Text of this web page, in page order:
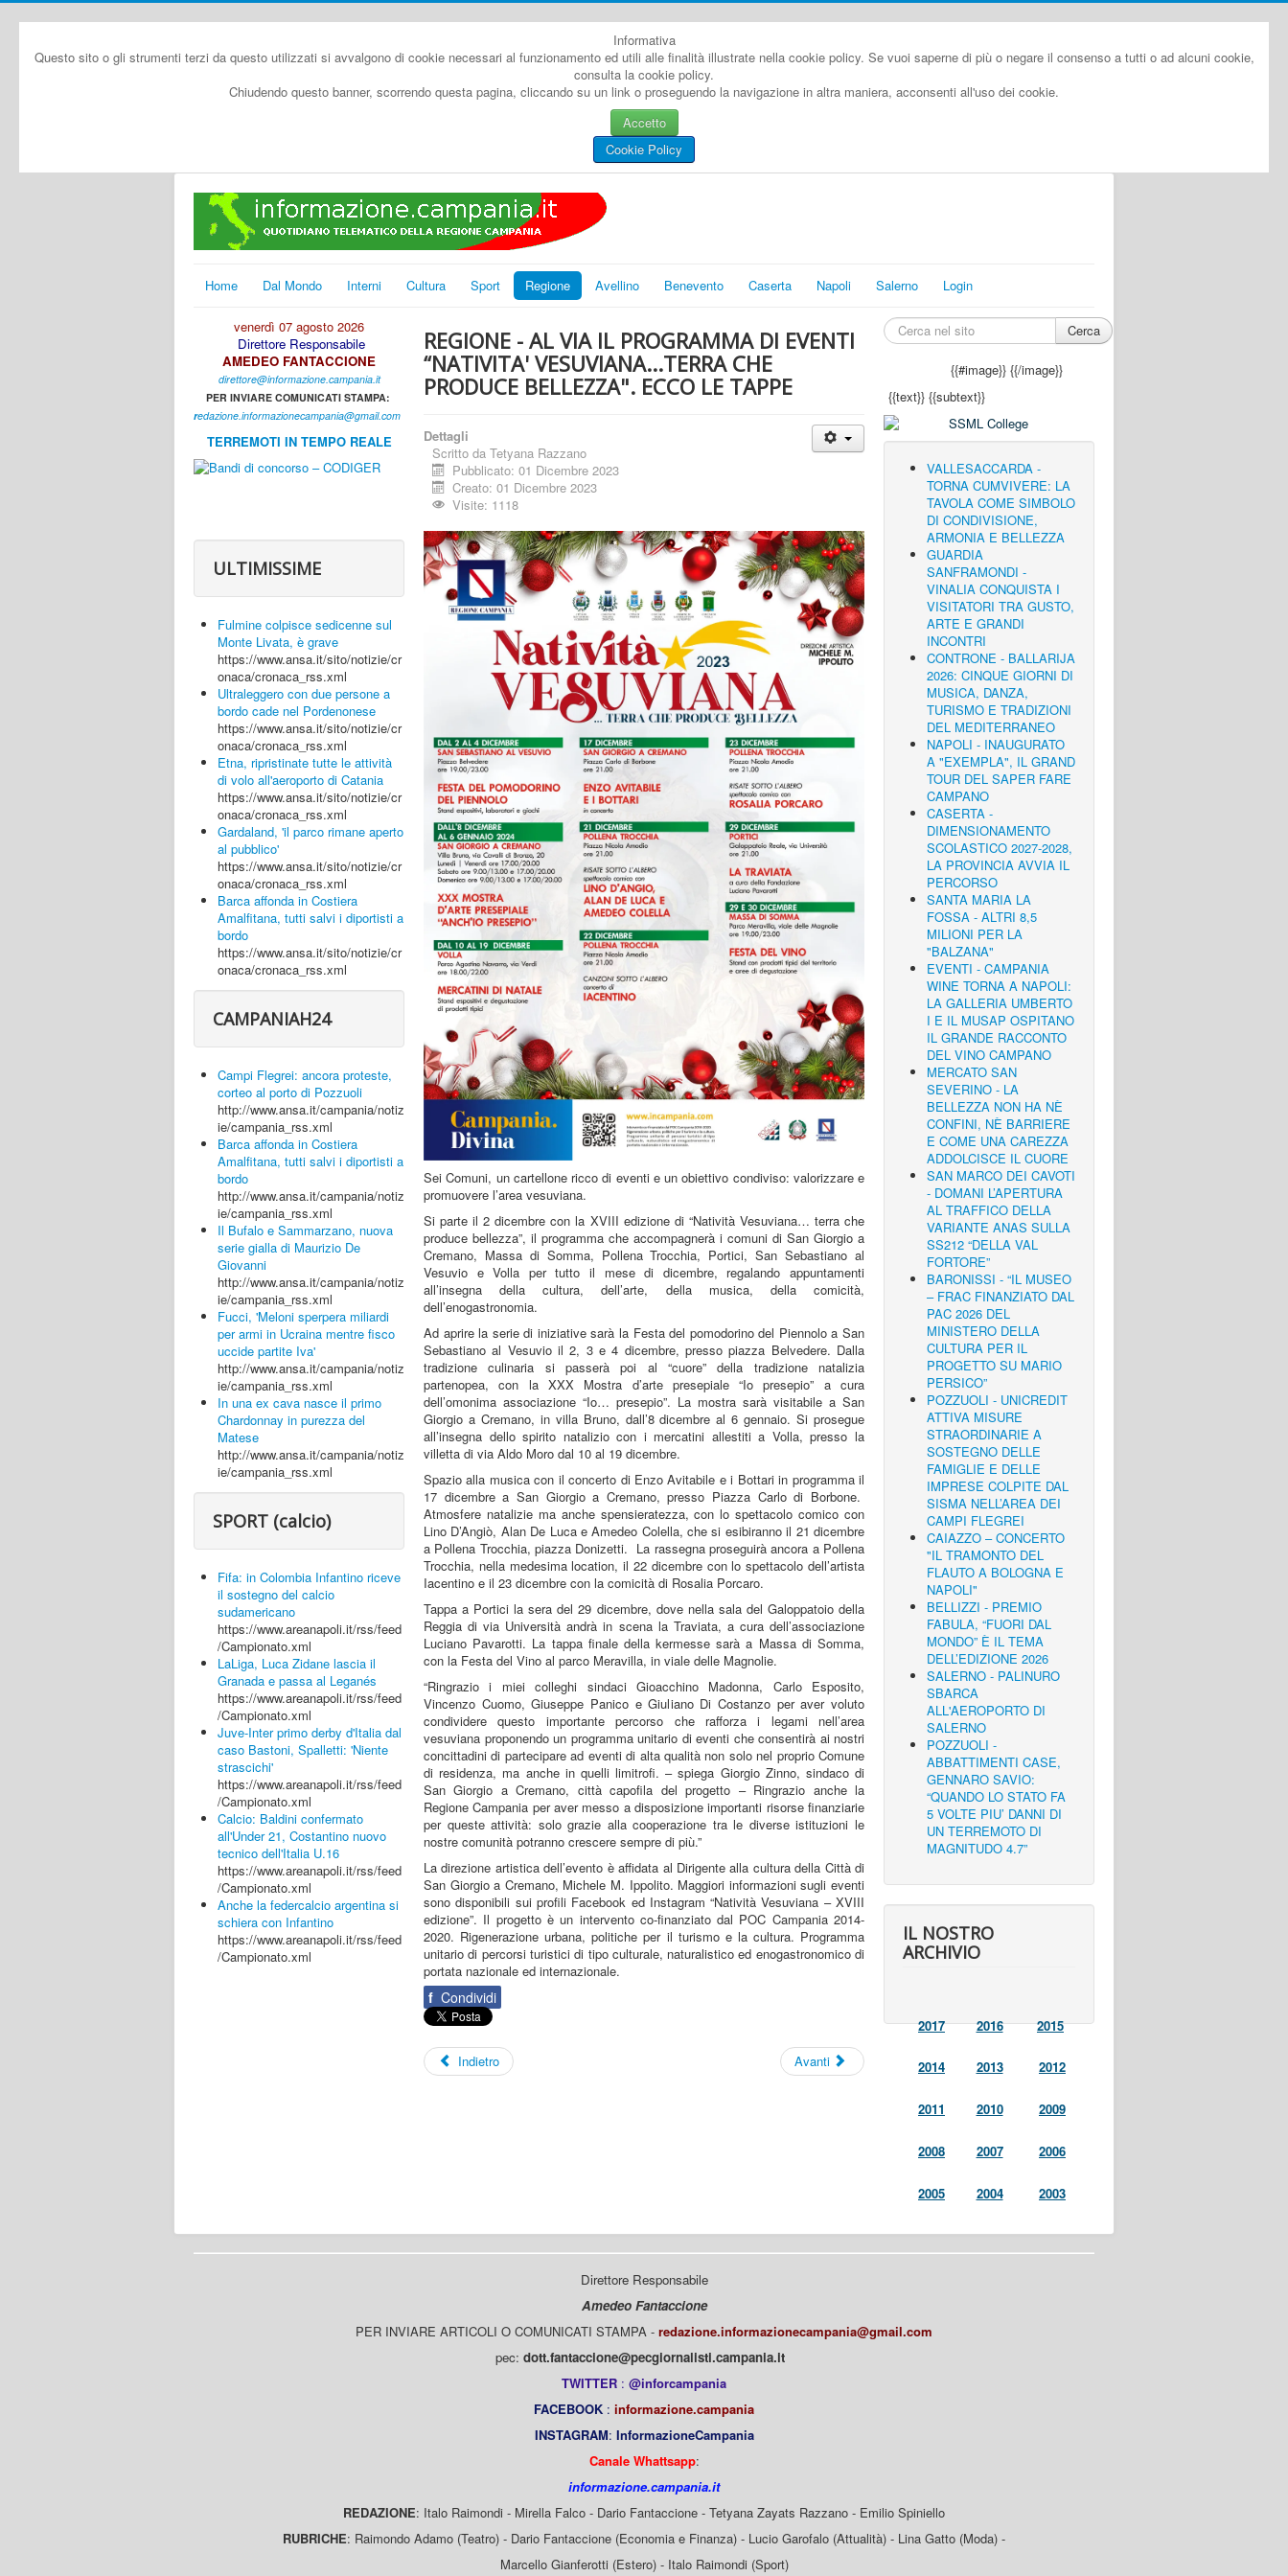
Informativa
Questo sito o gli strumenti terzi da questo utilizzati si avvalgono di cookie necessari al funzionamento ed utili alle finalità illustrate nella cookie policy. Se vuoi saperne di più o negare il consenso a tutti o ad alcuni cookie,
consulta la cookie policy.
Chiudendo questo banner, scorrendo questa pagina, cliccando su un link o proseguendo la navigazione in altra maniera, acconsenti all'uso dei cookie.
Accetto
Cookie Policy
Home Dal Mondo Interni Cultura Sport Regione Avellino Benevento Caserta Napoli Salerno Login
venerdì 07 agosto 2026
Direttore Responsabile
AMEDEO FANTACCIONE
direttore@informazione.campania.it
PER INVIARE COMUNICATI STAMPA:
redazione.informazionecampania@gmail.com
TERREMOTI IN TEMPO REALE
ULTIMISSIME
Fulmine colpisce sedicenne sul
Monte Livata, è grave
https://www.ansa.it/sito/notizie/cr
onaca/cronaca_rss.xml
Ultraleggero con due persone a
bordo cade nel Pordenonese
https://www.ansa.it/sito/notizie/cr
onaca/cronaca_rss.xml
Etna, ripristinate tutte le attività
di volo all'aeroporto di Catania
https://www.ansa.it/sito/notizie/cr
onaca/cronaca_rss.xml
Gardaland, 'il parco rimane aperto
al pubblico'
https://www.ansa.it/sito/notizie/cr
onaca/cronaca_rss.xml
Barca affonda in Costiera
Amalfitana, tutti salvi i diportisti a
bordo
https://www.ansa.it/sito/notizie/cr
onaca/cronaca_rss.xml
CAMPANIAH24
Campi Flegrei: ancora proteste,
corteo al porto di Pozzuoli
http://www.ansa.it/campania/notiz
ie/campania_rss.xml
Barca affonda in Costiera
Amalfitana, tutti salvi i diportisti a
bordo
http://www.ansa.it/campania/notiz
ie/campania_rss.xml
Il Bufalo e Sammarzano, nuova
serie gialla di Maurizio De
Giovanni
http://www.ansa.it/campania/notiz
ie/campania_rss.xml
Fucci, 'Meloni sperpera miliardi
per armi in Ucraina mentre fisco
uccide partite Iva'
http://www.ansa.it/campania/notiz
ie/campania_rss.xml
In una ex cava nasce il primo
Chardonnay in purezza del
Matese
http://www.ansa.it/campania/notiz
ie/campania_rss.xml
SPORT (calcio)
Fifa: in Colombia Infantino riceve
il sostegno del calcio
sudamericano
https://www.areanapoli.it/rss/feed
/Campionato.xml
LaLiga, Luca Zidane lascia il
Granada e passa al Leganés
https://www.areanapoli.it/rss/feed
/Campionato.xml
Juve-Inter primo derby d'Italia dal
caso Bastoni, Spalletti: 'Niente
strascichi'
https://www.areanapoli.it/rss/feed
/Campionato.xml
Calcio: Baldini confermato
all'Under 21, Costantino nuovo
tecnico dell'Italia U.16
https://www.areanapoli.it/rss/feed
/Campionato.xml
Anche la federcalcio argentina si
schiera con Infantino
https://www.areanapoli.it/rss/feed
/Campionato.xml
REGIONE - AL VIA IL PROGRAMMA DI EVENTI
“NATIVITA' VESUVIANA...TERRA CHE
PRODUCE BELLEZZA". ECCO LE TAPPE
Dettagli
Scritto da Tetyana Razzano
Pubblicato: 01 Dicembre 2023
Creato: 01 Dicembre 2023
Visite: 1118
Sei Comuni, un cartellone ricco di eventi e un obiettivo condiviso: valorizzare e
promuovere l’area vesuviana.
Si parte il 2 dicembre con la XVIII edizione di “Natività Vesuviana… terra che
produce bellezza”, il programma che accompagnerà i comuni di San Giorgio a
Cremano, Massa di Somma, Pollena Trocchia, Portici, San Sebastiano al
Vesuvio e Volla per tutto il mese di dicembre, regalando appuntamenti
all’insegna della cultura, dell’arte, della musica, della comicità,
dell’enogastronomia.
Ad aprire la serie di iniziative sarà la Festa del pomodorino del Piennolo a San
Sebastiano al Vesuvio il 2, 3 e 4 dicembre, presso piazza Belvedere. Dalla
tradizione culinaria si passerà poi al “cuore” della tradizione natalizia
partenopea, con la XXX Mostra d’arte presepiale “Io presepio” a cura
dell’omonima associazione “Io… presepio”. La mostra sarà visitabile a San
Giorgio a Cremano, in villa Bruno, dall’8 dicembre al 6 gennaio. Si prosegue
all’insegna dello spirito natalizio con i mercatini allestiti a Volla, presso la
villetta di via Aldo Moro dal 10 al 19 dicembre.
Spazio alla musica con il concerto di Enzo Avitabile e i Bottari in programma il
17 dicembre a San Giorgio a Cremano, presso Piazza Carlo di Borbone.
Atmosfere natalizie ma anche spensieratezza, con lo spettacolo comico con
Lino D’Angiò, Alan De Luca e Amedeo Colella, che si esibiranno il 21 dicembre
a Pollena Trocchia, piazza Donizetti. La rassegna proseguirà ancora a Pollena
Trocchia, nella medesima location, il 22 dicembre con lo spettacolo dell’artista
Iacentino e il 23 dicembre con la comicità di Rosalia Porcaro.
Tappa a Portici la sera del 29 dicembre, dove nella sala del Galoppatoio della
Reggia di via Università andrà in scena la Traviata, a cura dell’associazione
Luciano Pavarotti. La tappa finale della kermesse sarà a Massa di Somma,
con la Festa del Vino al parco Meravilla, in viale delle Magnolie.
“Ringrazio i miei colleghi sindaci Gioacchino Madonna, Carlo Esposito,
Vincenzo Cuomo, Giuseppe Panico e Giuliano Di Costanzo per aver voluto
condividere questo importante percorso che rafforza i legami nell’area
vesuviana proponendo un programma unitario di eventi che consentirà ai nostri
concittadini di partecipare ad eventi di alta qualità non solo nel proprio Comune
di residenza, ma anche in quelli limitrofi. – spiega Giorgio Zinno, sindaco di
San Giorgio a Cremano, città capofila del progetto – Ringrazio anche la
Regione Campania per aver messo a disposizione importanti risorse finanziarie
per queste attività: solo grazie alla cooperazione tra le diverse istituzioni le
nostre comunità potranno crescere sempre di più.”
La direzione artistica dell’evento è affidata al Dirigente alla cultura della Città di
San Giorgio a Cremano, Michele M. Ippolito. Maggiori informazioni sugli eventi
sono disponibili sui profili Facebook ed Instagram “Natività Vesuviana – XVIII
edizione”. Il progetto è un intervento co-finanziato dal POC Campania 2014-
2020. Rigenerazione urbana, politiche per il turismo e la cultura. Programma
unitario di percorsi turistici di tipo culturale, naturalistico ed enogastronomico di
portata nazionale ed internazionale.
f Condividi
Indietro Avanti
Cerca
{{#image}}{{/image}}
{{text}} {{subtext}}
VALLESACCARDA -
TORNA CUMVIVERE: LA
TAVOLA COME SIMBOLO
DI CONDIVISIONE,
ARMONIA E BELLEZZA
GUARDIA
SANFRAMONDI -
VINALIA CONQUISTA I
VISITATORI TRA GUSTO,
ARTE E GRANDI
INCONTRI
CONTRONE - BALLARIJA
2026: CINQUE GIORNI DI
MUSICA, DANZA,
TURISMO E TRADIZIONI
DEL MEDITERRANEO
NAPOLI - INAUGURATO
A "EXEMPLA", IL GRAND
TOUR DEL SAPER FARE
CAMPANO
CASERTA -
DIMENSIONAMENTO
SCOLASTICO 2027-2028,
LA PROVINCIA AVVIA IL
PERCORSO
SANTA MARIA LA
FOSSA - ALTRI 8,5
MILIONI PER LA
"BALZANA"
EVENTI - CAMPANIA
WINE TORNA A NAPOLI:
LA GALLERIA UMBERTO
I E IL MUSAP OSPITANO
IL GRANDE RACCONTO
DEL VINO CAMPANO
MERCATO SAN
SEVERINO - LA
BELLEZZA NON HA NÈ
CONFINI, NÈ BARRIERE
E COME UNA CAREZZA
ADDOLCISCE IL CUORE
SAN MARCO DEI CAVOTI
- DOMANI L’APERTURA
AL TRAFFICO DELLA
VARIANTE ANAS SULLA
SS212 “DELLA VAL
FORTORE”
BARONISSI - “IL MUSEO
– FRAC FINANZIATO DAL
PAC 2026 DEL
MINISTERO DELLA
CULTURA PER IL
PROGETTO SU MARIO
PERSICO”
POZZUOLI - UNICREDIT
ATTIVA MISURE
STRAORDINARIE A
SOSTEGNO DELLE
FAMIGLIE E DELLE
IMPRESE COLPITE DAL
SISMA NELL’AREA DEI
CAMPI FLEGREI
CAIAZZO – CONCERTO
"IL TRAMONTO DEL
FLAUTO A BOLOGNA E
NAPOLI"
BELLIZZI - PREMIO
FABULA, “FUORI DAL
MONDO” È IL TEMA
DELL’EDIZIONE 2026
SALERNO - PALINURO
SBARCA
ALL'AEROPORTO DI
SALERNO
POZZUOLI -
ABBATTIMENTI CASE,
GENNARO SAVIO:
“QUANDO LO STATO FA
5 VOLTE PIU’ DANNI DI
UN TERREMOTO DI
MAGNITUDO 4.7”
IL NOSTRO
ARCHIVIO
2017 2016 2015
2014 2013 2012
2011 2010 2009
2008 2007 2006
2005 2004 2003
Direttore Responsabile
Amedeo Fantaccione
PER INVIARE ARTICOLI O COMUNICATI STAMPA - redazione.informazionecampania@gmail.com
pec: dott.fantaccione@pecgiornalisti.campania.it
TWITTER : @inforcampania
FACEBOOK : informazione.campania
INSTAGRAM: InformazioneCampania
Canale Whattsapp:
informazione.campania.it
REDAZIONE: Italo Raimondi - Mirella Falco - Dario Fantaccione - Tetyana Zayats Razzano - Emilio Spiniello
RUBRICHE: Raimondo Adamo (Teatro) - Dario Fantaccione (Economia e Finanza) - Lucio Garofalo (Attualità) - Lina Gatto (Moda) -
Marcello Gianferotti (Estero) - Italo Raimondi (Sport)